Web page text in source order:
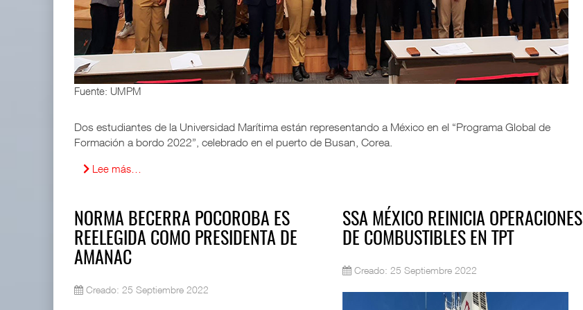
Fuente: UMPM
Dos estudiantes de la Universidad Marítima están representando a México en el “Programa Global de
Formación a bordo 2022”, celebrado en el puerto de Busan, Corea.
Lee más…
NORMA BECERRA POCOROBA ES
REELEGIDA COMO PRESIDENTA DE
AMANAC
Creado: 25 Septiembre 2022
SSA MÉXICO REINICIA OPERACIONES
DE COMBUSTIBLES EN TPT
Creado: 25 Septiembre 2022
APM Terminals incrementa equipamiento para movi
05 AGO 2026
EE.UU. plantea nuevas restricciones para tripul
APM Terminals incrementa equipamiento para movi
05 AGO 2026